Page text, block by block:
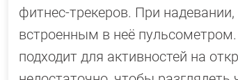
фитнес-трекеров. При
встроенным в неё
подходит для активностей на